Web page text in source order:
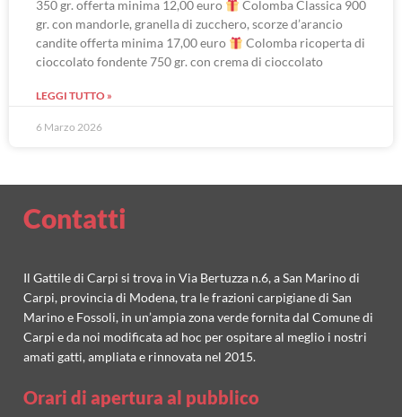
350 gr. offerta minima 12,00 euro
Colomba Classica 900
gr. con mandorle, granella di zucchero, scorze d’arancio
candite offerta minima 17,00 euro
Colomba ricoperta di
cioccolato fondente 750 gr. con crema di cioccolato
LEGGI TUTTO »
6 Marzo 2026
Contatti
Il Gattile di Carpi si trova in Via Bertuzza n.6, a San Marino di
Carpi, provincia di Modena, tra le frazioni carpigiane di San
Marino e Fossoli, in un’ampia zona verde fornita dal Comune di
Carpi e da noi modificata ad hoc per ospitare al meglio i nostri
amati gatti, ampliata e rinnovata nel 2015.
Orari di apertura al pubblico